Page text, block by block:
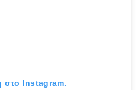
στο Instagram.